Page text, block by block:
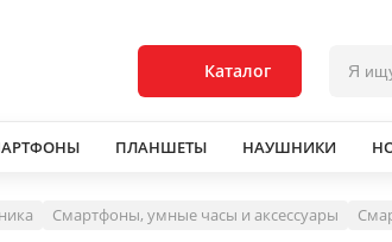
Каталог
ПЛАНШЕТЫ НАУШНИКИ
Смартфоны, умные часы и аксессуары